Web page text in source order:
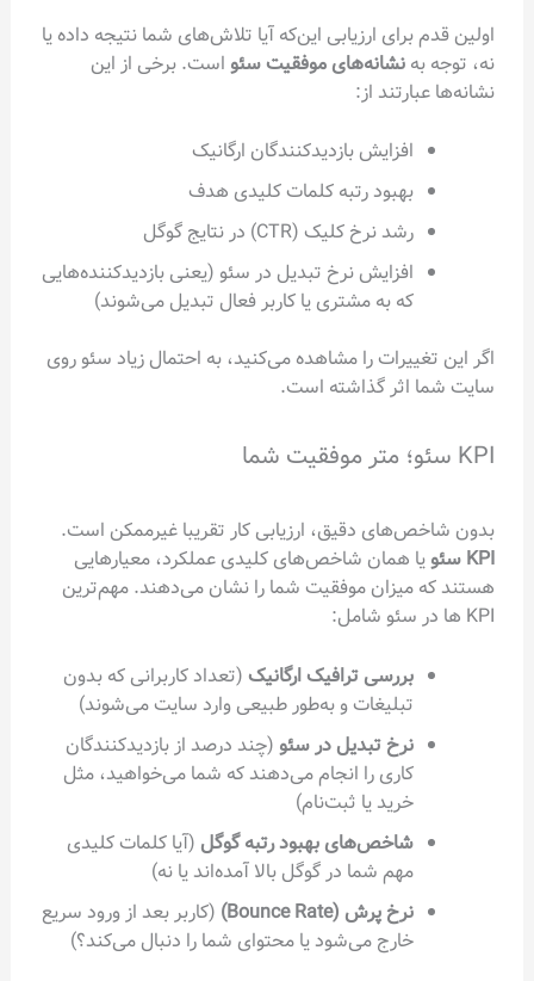
ارزیابی این‌که آیا تلاش‌های شما نتیجه داده یا
نشانه‌های موفقیت سئواست. برخی از این
از:
افزایش بازدیدکنندگان ارگانیک
بهبود رتبه کلمات کلیدی هدف
رشد نرخ کلیک (CTR) در نتایج گوگل
افزایش نرخ تبدیل در سئو (یعنی بازدیدکننده‌هایی
که به مشتری یا کاربر فعال تبدیل می‌شوند)
را مشاهده می‌کنید، به احتمال زیاد سئو روی
گذاشته است.
دقیق، ارزیابی کار تقریبا غیرممکن است.
همان شاخص‌های کلیدی عملکرد، معیارهایی
موفقیت شما را نشان می‌دهند. مهم‌ترین
بررسی ترافیک ارگانیک (تعداد کاربرانی که بدون
تبلیغات و به‌طور طبیعی وارد سایت می‌شوند)
نرخ تبدیل در سئو(چند درصد از بازدیدکنندگان
کاری را انجام می‌دهند که شما می‌خواهید، مثل
خرید یا ثبت‌نام)
شاخص‌های بهبود رتبه گوگل(آیا کلمات کلیدی
مهم شما در گوگل بالا آمده‌اند یا نه)
(کاربر بعد از ورود سریع
خارج می‌شود یا محتوای شما را دنبال می‌کند؟)